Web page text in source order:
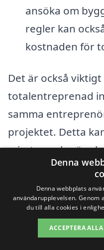
ansöka om
regler kan
kostnaden för
Det är också
totalentreprenad
samma
projektet. Detta
misstag och göra
vilket kan påverka
kostnaden
rättvisande
jämföra olika
Skara. Genom att
Denna
Denna webbplats
användarupplevelsen. Genom
du till alla cookies i
ACCEPTERA ALLA